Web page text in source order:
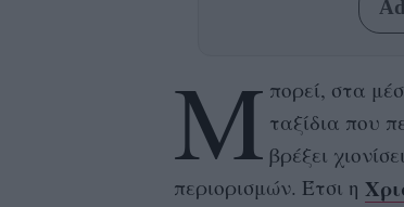
Μ πορεί, στα
ταξίδια που
βρέξει
περιορισμών. Έτσι η